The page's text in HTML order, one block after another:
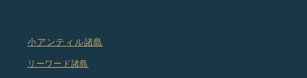
小アンティル諸島
リーワード諸島